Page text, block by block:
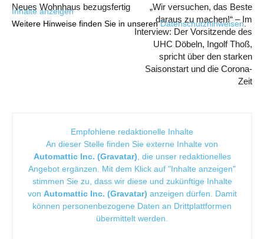
Inhalte anzeigen
Weitere Hinweise finden Sie in unserenDatenschutzhinweisen.
Neues Wohnhaus bezugsfertig
„Wir versuchen, das Beste
daraus zu machen!“ – Im
Interview: Der Vorsitzende des
UHC Döbeln, Ingolf Thoß,
spricht über den starken
Saisonstart und die Corona-
Zeit
Empfohlene redaktionelle Inhalte
An dieser Stelle finden Sie externe Inhalte von
Automattic Inc. (Gravatar) , die unser redaktionelles
Angebot ergänzen. Mit dem Klick auf "Inhalte anzeigen"
stimmen Sie zu, dass wir diese und zukünftige Inhalte
von Automattic Inc. (Gravatar) anzeigen dürfen. Damit
können personenbezogene Daten an Drittplattformen
übermittelt werden.